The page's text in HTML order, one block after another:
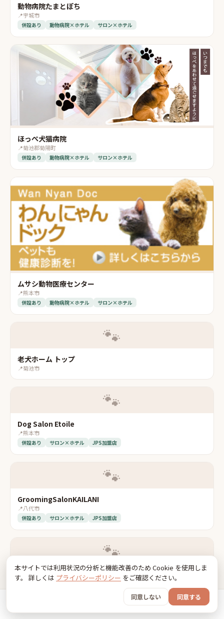
動物病院たまとぽち
📍宇城市
併設あり 動物病院×ホテル サロン×ホテル
ほっぺ犬猫病院
📍菊池郡菊陽町
併設あり 動物病院×ホテル サロン×ホテル
ムサシ動物医療センター
📍熊本市
併設あり 動物病院×ホテル サロン×ホテル
🐾
老犬ホーム トップ
📍菊池市
🐾
Dog Salon Etoile
📍熊本市
併設あり サロン×ホテル JPS加盟店
🐾
GroomingSalonKAILANI
📍八代市
併設あり サロン×ホテル JPS加盟店
🐾
ドッグケアサロンN
📍 阿蘇郡西原村
本サイトでは利用状況の分析と機能改善のため Cookie を使用しま
す。 詳しくは プライバシーポリシー をご確認ください。
同意しない 同意する